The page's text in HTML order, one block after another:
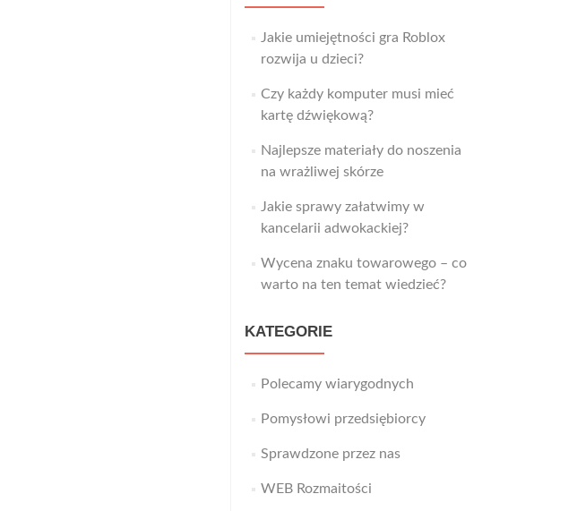
Jakie umiejętności gra Roblox
rozwija u dzieci?
Czy każdy komputer musi mieć
kartę dźwiękową?
Najlepsze materiały do noszenia
na wrażliwej skórze
Jakie sprawy załatwimy w
kancelarii adwokackiej?
Wycena znaku towarowego – co
warto na ten temat wiedzieć?
KATEGORIE
Polecamy wiarygodnych
Pomysłowi przedsiębiorcy
Sprawdzone przez nas
WEB Rozmaitości